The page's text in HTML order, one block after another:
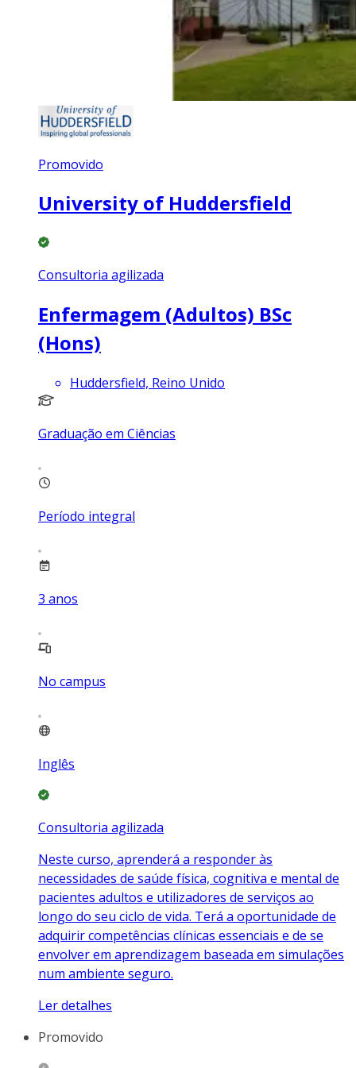
Promovido
University of Huddersfield
Consultoria agilizada
Enfermagem (Adultos) BSc
(Hons)
Huddersfield, Reino Unido
Graduação em Ciências
Período integral
3 anos
No campus
Inglês
Consultoria agilizada
Neste curso, aprenderá a responder às
necessidades de saúde física, cognitiva e mental de
pacientes adultos e utilizadores de serviços ao
longo do seu ciclo de vida. Terá a oportunidade de
adquirir competências clínicas essenciais e de se
envolver em aprendizagem baseada em simulações
num ambiente seguro.
Ler detalhes
Promovido